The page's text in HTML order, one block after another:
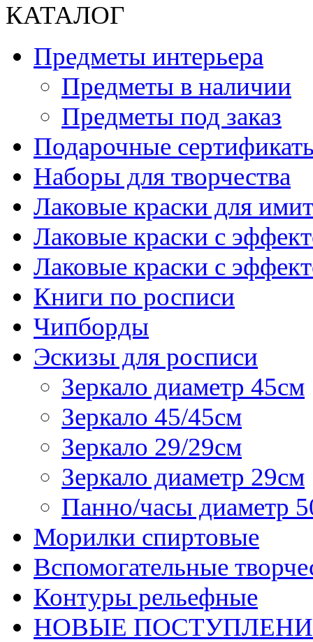
КАТАЛОГ
Предметы интерьера
Предметы в наличии
Предметы под заказ
Подарочные
Наборы для творчества
Лаковые краски для
Лаковые краски с
Лаковые краски с
Книги по росписи
Чипборды
Эскизы для росписи
Зеркало диаметр 45см
Зеркало 45/45см
Зеркало 29/29см
Зеркало диаметр 29см
Панно/часы диаметр
Морилки спиртовые
Вспомогательные
Контуры рельефные
НОВЫЕ